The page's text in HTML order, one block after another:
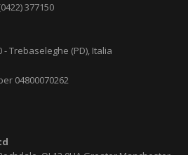
377150
-Trebaseleghe (PD), Italia
04800070262